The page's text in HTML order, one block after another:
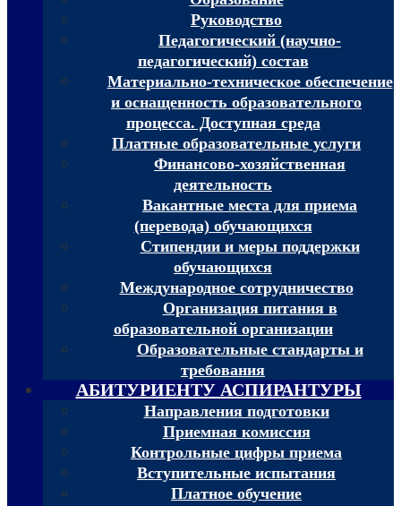
Руководство
Педагогический (научно-
педагогический) состав
Материально-техническое обеспечение
и оснащенность образовательного
процесса. Доступная среда
Платные образовательные услуги
Финансово-хозяйственная
деятельность
Вакантные места для приема
(перевода) обучающихся
Стипендии и меры поддержки
обучающихся
Международное сотрудничество
Организация питания в
образовательной организации
Образовательные стандарты и
требования
АБИТУРИЕНТУ АСПИРАНТУРЫ
Направления подготовки
Приемная комиссия
Контрольные цифры приема
Вступительные испытания
Платное обучение